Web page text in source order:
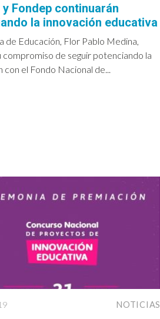
y Fondep continuarán
la innovación educativa
de Educación, Flor Pablo Medina,
compromiso de seguir potenciando la
con el Fondo Nacional de...
NOTICIAS